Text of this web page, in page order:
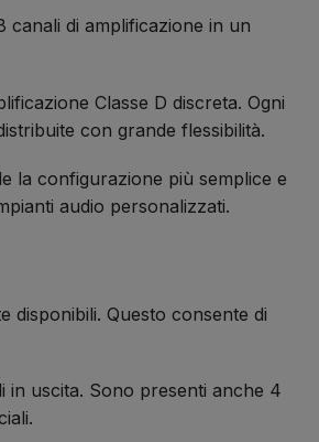
canali di amplificazione in un
Classe D discreta. Ogni
con grande flessibilità.
la configurazione più semplice e
audio personalizzati.
disponibili. Questo consente di
in uscita. Sono presenti anche 4